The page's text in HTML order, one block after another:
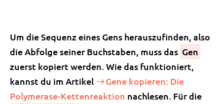
Um die Sequenz eines Gens herauszufinden, also
die Abfolge seiner Buchstaben, muss das Gen
zuerst kopiert werden. Wie das funktioniert,
kannst du im Artikel
Gene kopieren: Die
Polymerase-Kettenreaktion nachlesen. Für die